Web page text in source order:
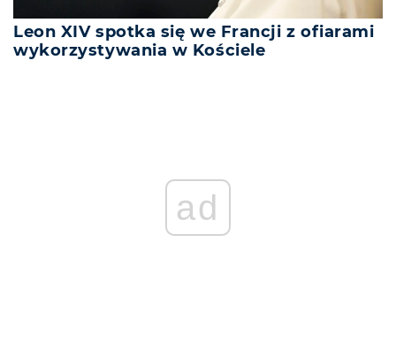
Leon XIV spotka się we Francji z ofiarami
wykorzystywania w Kościele